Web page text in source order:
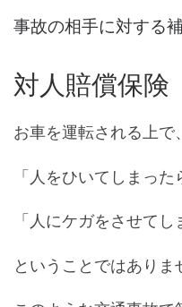
事故の相手に対する
対人賠償保険
お車を運転される上
「人をひいてしまった
「人にケガをさせて
ということではありま